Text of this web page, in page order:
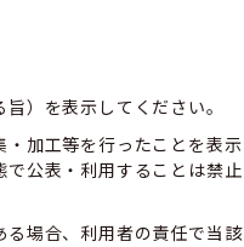
）を表示してください。
加工等を行ったことを表示
公表・利用することは禁止
場合、利用者の責任で当該